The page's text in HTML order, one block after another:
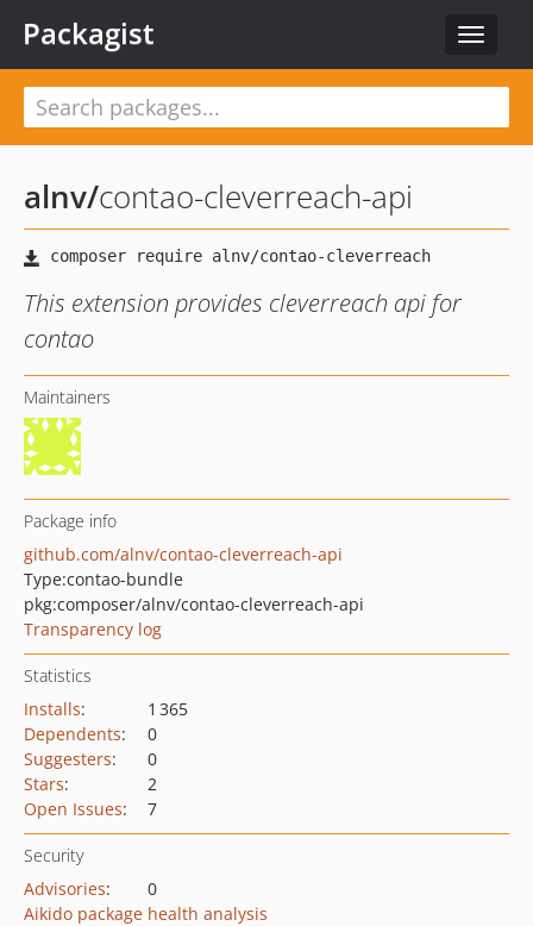
Toggle
Packagist
alnv/contao-cleverreach-api
This extension provides cleverreach api for
contao
Maintainers
Package info
github.com/alnv/contao-cleverreach-api
Type:contao-bundle
pkg:composer/alnv/contao-cleverreach-api
Transparency log
Statistics
Installs:
1 365
Dependents:
0
Suggesters:
0
Stars:
2
Open Issues: 7
Security
Advisories:
0
Aikido package health analysis